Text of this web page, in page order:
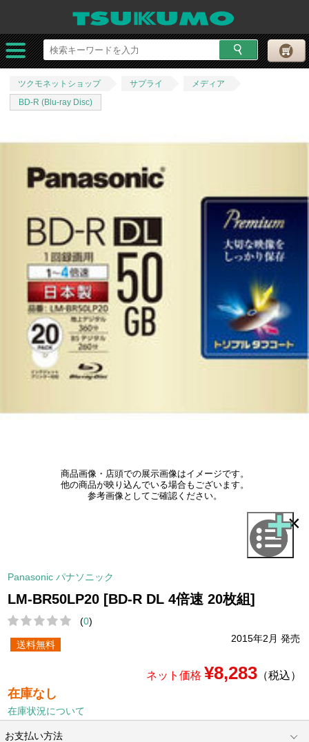
ツクモネットショップ サプライ
メディア
BD-R (Blu-ray Disc)
商品画像・店頭での展示画像はイメージです。
他の商品が映り込んでいる場合もございます。
参考画像としてご確認ください。
×
Panasonic パナソニック
LM-BR50LP20 [BD-R DL 4倍速 20枚組]
(0)
2015年2月 発売
送料無料
ネット価格 ¥8,283（税込）
在庫なし
在庫状況について
お支払い方法